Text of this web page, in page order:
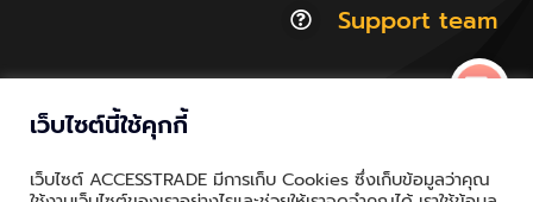
Support team
Thailand.a | All Rights Reserved
เว็บไซต์นี้ใช้คุกกี้
เว็บไซต์ ACCESSTRADE มีการเก็บ Cookies ซึ่งเก็บข้อมูลว่าคุณ